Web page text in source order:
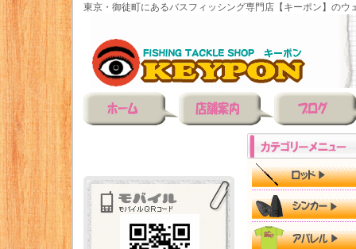
東京・御徒町にあるバスフィッシング専門店【キーポン】のウ